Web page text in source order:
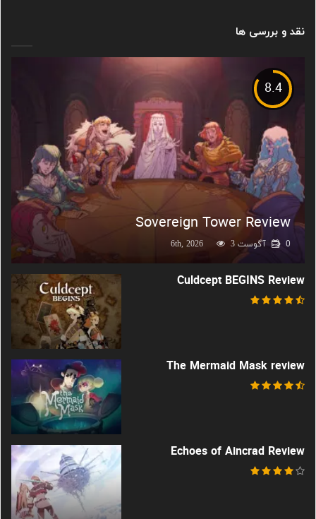
نقد و بررسی ها
8.4
Sovereign Tower Review
آگوست 6th, 2026 3 0
Culdcept BEGINS Review
The Mermaid Mask review
Echoes of Aincrad Review